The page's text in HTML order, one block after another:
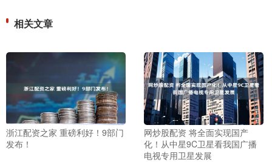
相关文章
浙江配资之家 重磅利好！9部门
发布！
网炒股配资 将全面实现国产
化！从中星9C卫星看我国广播
电视专用卫星发展